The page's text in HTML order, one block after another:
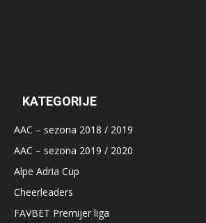
KATEGORIJE
AAC – sezona 2018 / 2019
AAC – sezona 2019 / 2020
Alpe Adria Cup
Cheerleaders
FAVBET Premijer liga